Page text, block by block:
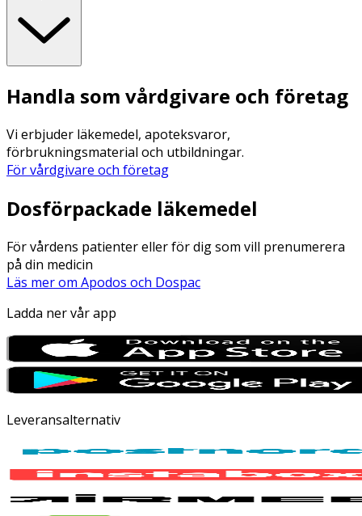
Handla som vårdgivare och företag
Vi erbjuder läkemedel, apoteksvaror,
förbrukningsmaterial och utbildningar.
För vårdgivare och företag
Dosförpackade läkemedel
För vårdens patienter eller för dig som vill prenumerera
på din medicin
Läs mer om Apodos och Dospac
Ladda ner vår app
Leveransalternativ